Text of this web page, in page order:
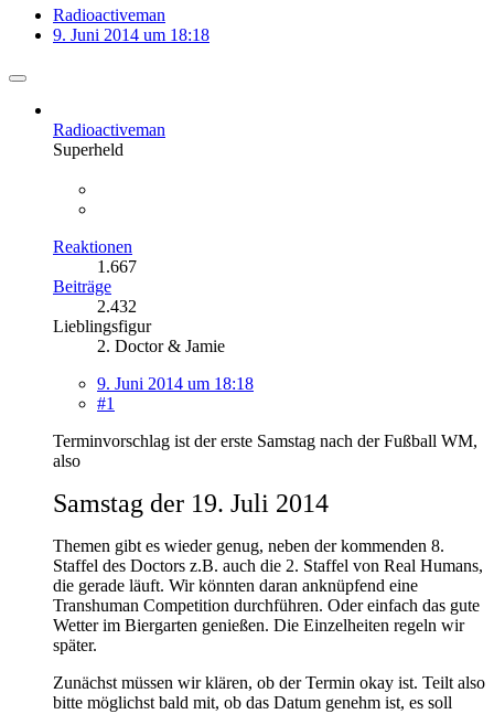
Radioactiveman
9. Juni 2014 um 18:18
Radioactiveman
Superheld
Reaktionen
1.667
Beiträge
2.432
Lieblingsfigur
2. Doctor & Jamie
9. Juni 2014 um 18:18
#1
Terminvorschlag ist der erste Samstag nach der Fußball WM,
also
Samstag der 19. Juli 2014
Themen gibt es wieder genug, neben der kommenden 8.
Staffel des Doctors z.B. auch die 2. Staffel von Real Humans,
die gerade läuft. Wir könnten daran anknüpfend eine
Transhuman Competition durchführen. Oder einfach das gute
Wetter im Biergarten genießen. Die Einzelheiten regeln wir
später.
Zunächst müssen wir klären, ob der Termin okay ist. Teilt also
bitte möglichst bald mit, ob das Datum genehm ist, es soll